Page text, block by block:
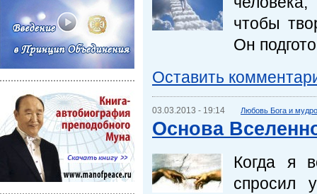
чтобы
Он
Оставить
03.03.2013 - 19:14 Любовь Бога и
Основа
Когда я
спросил